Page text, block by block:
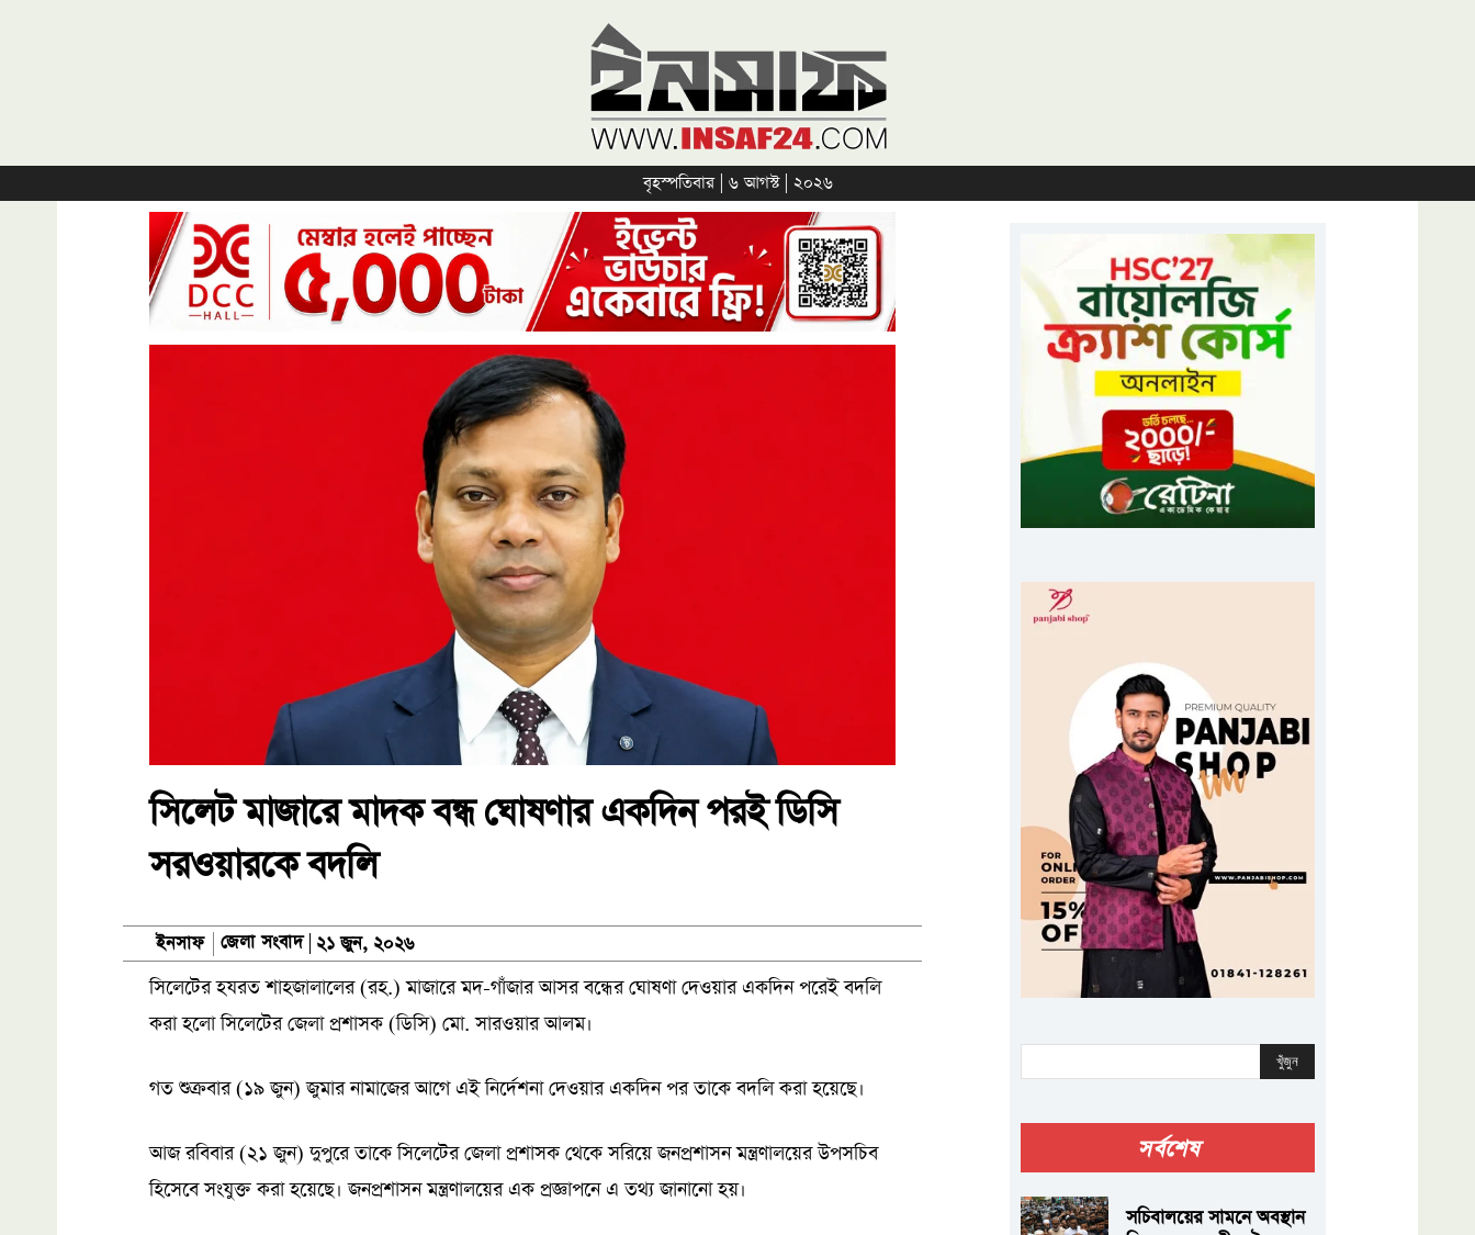
বৃহস্পতিবার | ৬ আগস্ট | ২০২৬
সিলেট মাজারে মাদক বন্ধ ঘোষণার একদিন পরই ডিসি
সরওয়ারকে বদলি
ইনসাফ জেলা সংবাদ ২১ জুন, ২০২৬
সিলেটের হযরত শাহজালালের (রহ.) মাজারে মদ-গাঁজার আসর বন্ধের ঘোষণা দেওয়ার একদিন পরেই বদলি
করা হলো সিলেটের জেলা প্রশাসক (ডিসি) মো. সারওয়ার আলম।
গত শুক্রবার (১৯ জুন) জুমার নামাজের আগে এই নির্দেশনা দেওয়ার একদিন পর তাকে বদলি করা হয়েছে।
আজ রবিবার (২১ জুন) দুপুরে তাকে সিলেটের জেলা প্রশাসক থেকে সরিয়ে জনপ্রশাসন মন্ত্রণালয়ের উপসচিব
হিসেবে সংযুক্ত করা হয়েছে। জনপ্রশাসন মন্ত্রণালয়ের এক প্রজ্ঞাপনে এ তথ্য জানানো হয়।
খুঁজুন
সর্বশেষ
সচিবালয়ের সামনে অবস্থান